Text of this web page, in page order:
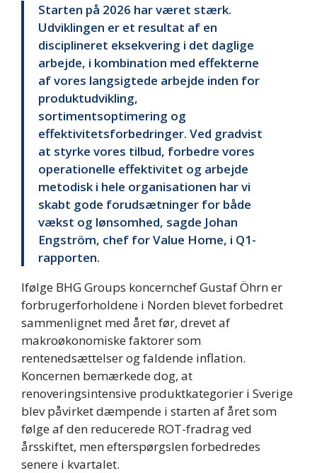
Starten på 2026 har været stærk.
Udviklingen er et resultat af en
disciplineret eksekvering i det daglige
arbejde, i kombination med effekterne
af vores langsigtede arbejde inden for
produktudvikling,
sortimentsoptimering og
effektivitetsforbedringer. Ved gradvist
at styrke vores tilbud, forbedre vores
operationelle effektivitet og arbejde
metodisk i hele organisationen har vi
skabt gode forudsætninger for både
vækst og lønsomhed, sagde Johan
Engström, chef for Value Home, i Q1-
rapporten.
Ifølge BHG Groups koncernchef Gustaf Öhrn er
forbrugerforholdene i Norden blevet forbedret
sammenlignet med året før, drevet af
makroøkonomiske faktorer som
rentenedsættelser og faldende inflation.
Koncernen bemærkede dog, at
renoveringsintensive produktkategorier i Sverige
blev påvirket dæmpende i starten af året som
følge af den reducerede ROT-fradrag ved
årsskiftet, men efterspørgslen forbedredes
senere i kvartalet.